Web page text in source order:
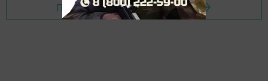
Перейти на страницу новости